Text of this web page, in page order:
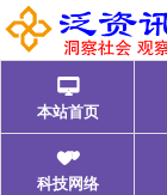
󰂑
本站首页
󰁩
科技网络